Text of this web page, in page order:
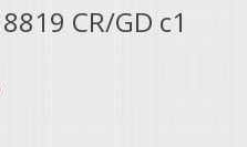
CR/GD c1